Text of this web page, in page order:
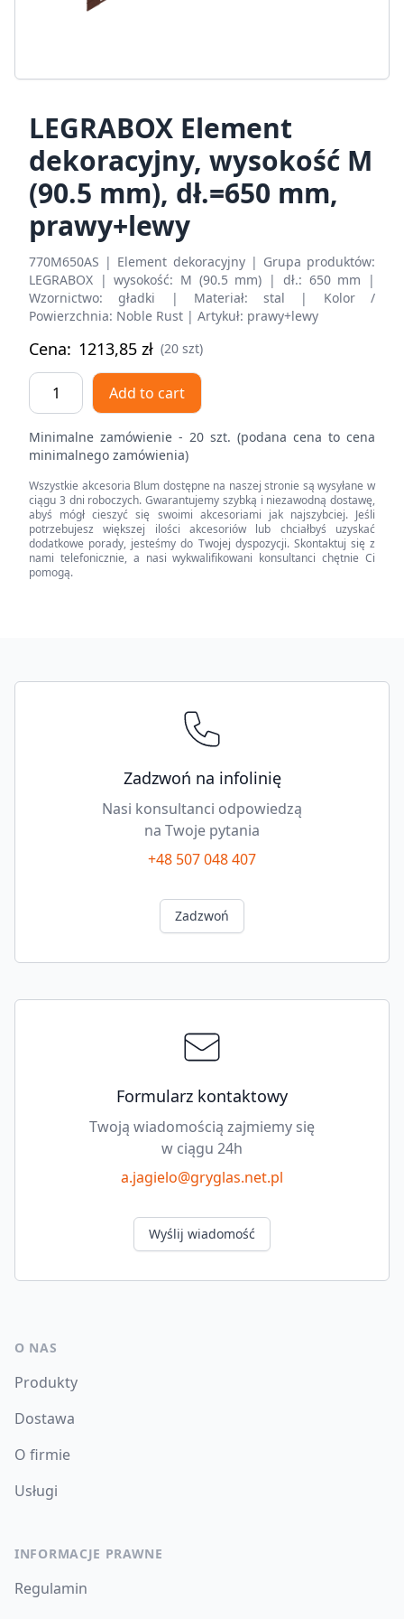
LEGRABOX Element
dekoracyjny, wysokość M
(90.5 mm), dł.=650 mm,
prawy+lewy
770M650AS | Element dekoracyjny | Grupa produktów:
LEGRABOX | wysokość: M (90.5 mm) | dł.: 650 mm |
Wzornictwo: gładki | Materiał: stal | Kolor /
Powierzchnia: Noble Rust | Artykuł: prawy+lewy
Cena: 1213,85 zł (20 szt)
LEGRABOX
Element
wysokość
(90.5
mm),
dł.=650
mm,
prawy+lewy
Add to cart
Minimalne zamówienie - 20 szt. (podana cena to cena
minimalnego zamówienia)
Wszystkie akcesoria Blum dostępne na naszej stronie są wysyłane w
ciągu 3 dni roboczych. Gwarantujemy szybką i niezawodną dostawę,
abyś mógł cieszyć się swoimi akcesoriami jak najszybciej. Jeśli
potrzebujesz większej ilości akcesoriów lub chciałbyś uzyskać
dodatkowe porady, jesteśmy do Twojej dyspozycji. Skontaktuj się z
nami telefonicznie, a nasi wykwalifikowani konsultanci chętnie Ci
pomogą.
Zadzwoń na infolinię
Nasi konsultanci odpowiedzą
na Twoje pytania
+48 507 048 407
Zadzwoń
Formularz kontaktowy
Twoją wiadomością zajmiemy się
w ciągu 24h
a.jagielo@gryglas.net.pl
Wyślij wiadomość
O NAS
Produkty
Dostawa
O firmie
Usługi
INFORMACJE PRAWNE
Regulamin